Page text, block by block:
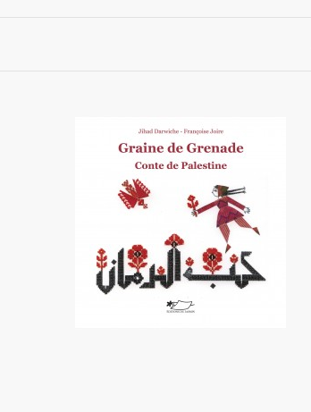
Graine de Grenade - conte de Palestine
15,90 €